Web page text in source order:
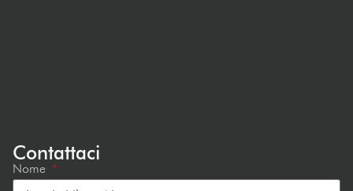
Contattaci
Nome